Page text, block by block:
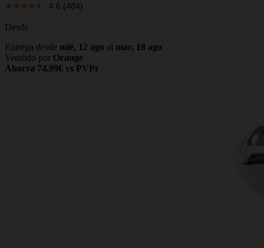
4.6 (484)
Desde
Entrega desde mié, 12 ago al mar, 18 ago
Vendido por Orange
Ahorra 74,99€ vs PVPr